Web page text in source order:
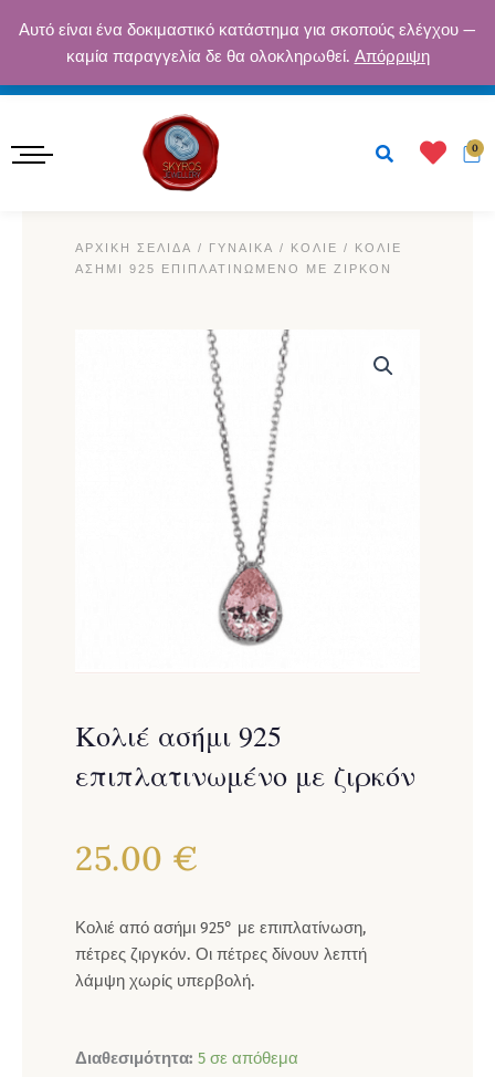
Αυτό είναι ένα δοκιμαστικό κατάστημα για σκοπούς ελέγχου —
καμία παραγγελία δε θα ολοκληρωθεί. Απόρριψη
στο
περιεχόμενο
ΔΩΡΕΆΝ ΑΠΟΣΤΟΛΉ ΓΙΑ ΠΑΡΑΓΓΕΛΊΕΣ ΆΝΩ ΤΩΝ 50€ · ΑΣΦΑΛΕΊΣ
ΠΛΗΡΩΜΈΣ · ΕΓΓΎΗΣΗ ΠΟΙΌΤΗΤΑΣ
0
ΑΡΧΙΚΉ ΣΕΛΊΔΑ / ΓΥΝΑΙΚΑ / ΚΟΛΙΈ / ΚΟΛΙΈ
ΑΣΉΜΙ 925 ΕΠΙΠΛΑΤΙΝΩΜΈΝΟ ΜΕ ΖΙΡΚΌΝ
Κολιέ ασήμι 925
επιπλατινωμένο με ζιρκόν
25.00 €
Κολιέ από ασήμι 925° με επιπλατίνωση,
πέτρες ζιργκόν. Οι πέτρες δίνουν λεπτή
λάμψη χωρίς υπερβολή.
Διαθεσιμότητα: 5 σε απόθεμα